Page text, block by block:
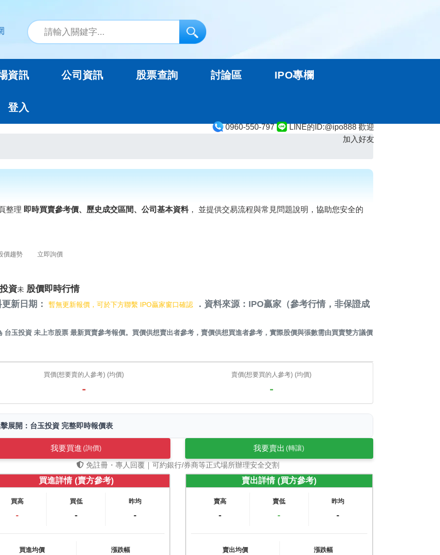
0960-550-797
LINE的ID:@ipo888 歡迎
加入好友
資訊 公司資訊 股票查詢 討論區 IPO專欄
登入
整理 即時買賣參考價、歷史成交區間、公司基本資料， 並提供交易流程與常見問題說明，協助您安全的
價趨勢 立即詢價
資未 股價即時行情
更新日期：暫無更新報價，可於下方聯繫 IPO贏家窗口確認
．資料來源：IPO贏家（參考行情，非保證成
台玉投資 未上市股票 最新買賣參考報價。買價供想賣出者參考，賣價供想買進者參考，實際股價與張數需由買賣雙方議價
買價(想要賣的人參考) (均價)
-
賣價(想要買的人參考) (均價)
-
展開：台玉投資 完整即時報價表
我要買進 (詢價) 我要賣出 (轉讓)
免註冊・專人回覆｜可約銀行/券商等正式場所辦理安全交割
買進詳情 (賣方參考)
買高
-
買低
-
昨均
-
買進均價 漲跌幅
賣出詳情 (買方參考)
賣高
-
賣低
-
昨均
-
賣出均價 漲跌幅